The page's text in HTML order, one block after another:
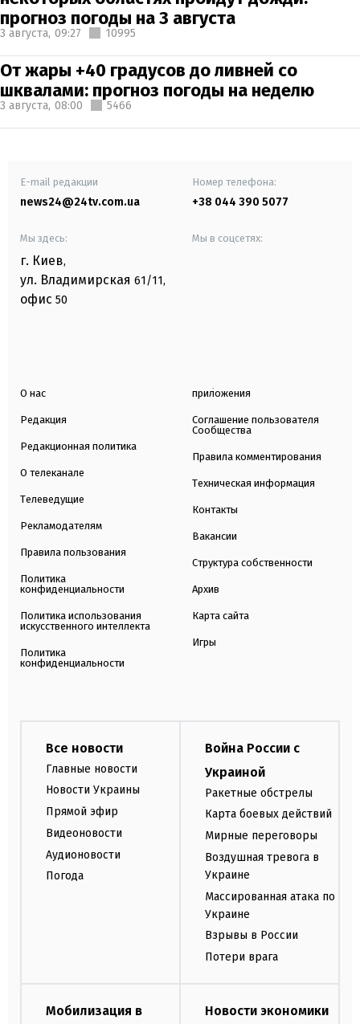
прогноз погоды на 3 августа
3 августа, 09:27 10995
От жары +40 градусов до ливней со
шквалами: прогноз погоды на неделю
3 августа, 08:00 5466
E-mail редакции
news24@24tv.com.ua
Номер телефона:
+38 044 390 5077
Мы здесь:
г. Киев,
ул. Владимирская 61/11,
офис 50
Мы в соцсетях:
О нас
Редакция
Редакционная политика
О телеканале
Телеведущие
Рекламодателям
Правила пользования
Политика
конфиденциальности
Политика использования
искусственного интеллекта
Политика
конфиденциальности
приложения
Соглашение пользователя
Сообщества
Правила комментирования
Техническая информация
Контакты
Вакансии
Структура собственности
Архив
Карта сайта
Игры
Все новости
Главные новости
Новости Украины
Прямой эфир
Видеоновости
Аудионовости
Погода
Война России с
Украиной
Ракетные обстрелы
Карта боевых действий
Мирные переговоры
Воздушная тревога в
Украине
Массированная атака по
Украине
Взрывы в России
Потери врага
Мобилизация в
Новости экономики